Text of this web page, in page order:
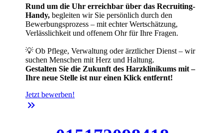
Rund um die Uhr erreichbar über das Recruiting-
Handy, begleiten wir Sie persönlich durch den
Bewerbungsprozess – mit echter Wertschätzung,
Verlässlichkeit und offenem Ohr für Ihre Fragen.
💡 Ob Pflege, Verwaltung oder ärztlicher Dienst – wir
suchen Menschen mit Herz und Haltung.
Gestalten Sie die Zukunft des Harzklinikums mit –
Ihre neue Stelle ist nur einen Klick entfernt!
Jetzt bewerben!
keyboard_double_arrow_right